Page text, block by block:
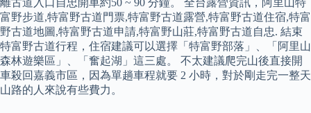
富野步道,特富野古道門票,特富野古道露營,特富野古道住宿,特富
野古道地圖,特富野古道申請,特富野山莊,特富野古道自忠. 結束
特富野古道行程，住宿建議可以選擇「特富野部落」、「阿里山
森林遊樂區」、「奮起湖」這三處。 不太建議爬完山後直接開
車殺回嘉義市區，因為單趟車程就要 2 小時，對於剛走完一整天
山路的人來說有些費力。